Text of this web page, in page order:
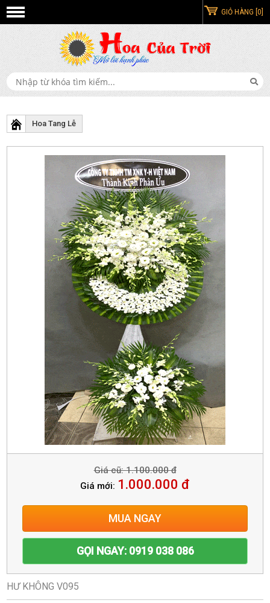
GIỎ HÀNG [0]
Hoa Tang Lễ
Giá cũ: 1.100.000 đ
Giá mới: 1.000.000 đ
MUA NGAY
GỌI NGAY: 0919 038 086
HƯ KHÔNG V095